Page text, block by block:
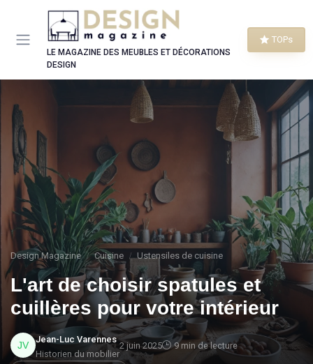
LE MAGAZINE DES MEUBLES ET DÉCORATIONS
DESIGN
TOPs
Design Magazine Cuisine Ustensiles de cuisine
L'art de choisir spatules et
cuillères pour votre intérieur
Jean-Luc Varennes
Historien du mobilier
2 juin 2025 9 min de lecture
Panneau de gestion des cookies